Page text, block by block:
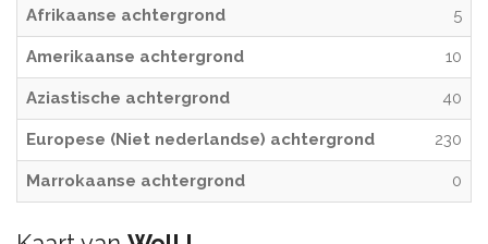
Afrikaanse achtergrond 5
Amerikaanse achtergrond 10
Aziastische achtergrond 40
Europese (Niet nederlandse) achtergrond 230
Marrokaanse achtergrond 0